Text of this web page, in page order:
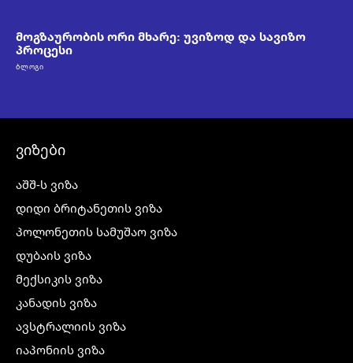
მოგზაურობის ორი მხარე: უვიზოდ და სავიზო
პროცესი
ᲑᲚᲝᲒᲘ
ვიზები
აშშ-ს ვიზა
დიდი ბრიტანეთის ვიზა
პოლონეთის სამუშაო ვიზა
დუბაის ვიზა
მექსიკის ვიზა
კანადის ვიზა
ავსტრალიის ვიზა
იაპონიის ვიზა